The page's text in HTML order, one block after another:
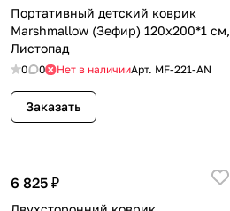
Портативный детский коврик
Marshmallow (Зефир) 120x200*1 см,
Листопад
0 0 Нет в наличииАрт. MF-221-AN
Заказать
6 825 ₽